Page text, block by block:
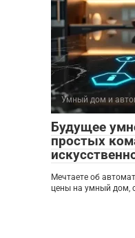
Умный дом и
Будущее
простых
Мечтаете об
цены на умный дом,